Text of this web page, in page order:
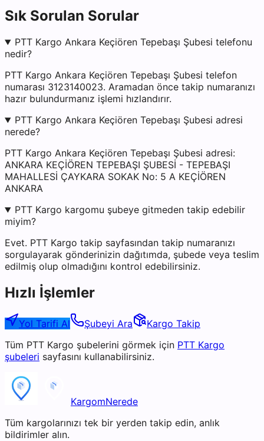
Sık Sorulan Sorular
PTT Kargo Ankara Keçiören Tepebaşı Şubesi telefonu
nedir?
PTT Kargo Ankara Keçiören Tepebaşı Şubesi telefon
numarası 3123140023. Aramadan önce takip numaranızı
hazır bulundurmanız işlemi hızlandırır.
PTT Kargo Ankara Keçiören Tepebaşı Şubesi adresi
nerede?
PTT Kargo Ankara Keçiören Tepebaşı Şubesi adresi:
ANKARA KEÇİÖREN TEPEBAŞI ŞUBESİ - TEPEBAŞI
MAHALLESİ ÇAYKARA SOKAK No: 5 A KEÇİÖREN
ANKARA
PTT Kargo kargomu şubeye gitmeden takip edebilir
miyim?
Evet. PTT Kargo takip sayfasından takip numaranızı
sorgulayarak gönderinizin dağıtımda, şubede veya teslim
edilmiş olup olmadığını kontrol edebilirsiniz.
Hızlı İşlemler
Yol Tarifi Al Şubeyi Ara
Kargo Takip
Tüm PTT Kargo şubelerini görmek için PTT Kargo
şubeleri sayfasını kullanabilirsiniz.
KargomNerede
Tüm kargolarınızı tek bir yerden takip edin, anlık
bildirimler alın.